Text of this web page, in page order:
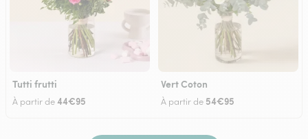
Tutti frutti
À partir de44€95
Vert Coton
À partir de 54€95